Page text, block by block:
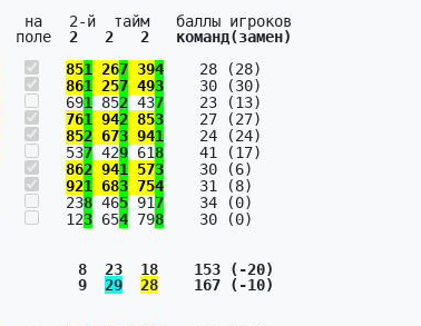
поле 2   2   2   команд(замен)
851 267 394
    28 (28)
861 257 493
    30 (30)
691 852 437
    23 (13)
761 942 853
    27 (27)
852 673 941
    24 (24)
537 429 618
    41 (17)
862 941 573
    30 (6)
921 683 754
    31 (8)
238 465 917
    34 (0)
123 654 798
8  23  18    153 (-20)
9 29 28
    167 (-10)